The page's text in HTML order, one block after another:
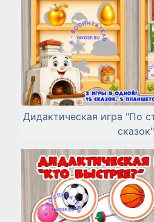
Дидактическая игра "По
сказок"